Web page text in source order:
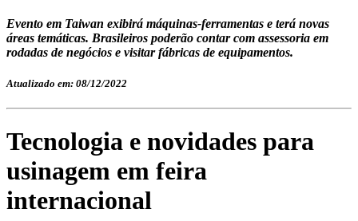
Evento em Taiwan exibirá máquinas-ferramentas e terá novas
áreas temáticas. Brasileiros poderão contar com assessoria em
rodadas de negócios e visitar fábricas de equipamentos.
Atualizado em: 08/12/2022
Tecnologia e novidades para
usinagem em feira
internacional